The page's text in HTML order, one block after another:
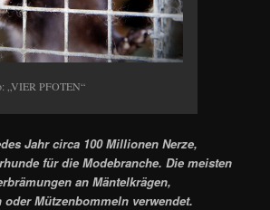
„VIER PFOTEN“
Jahr circa 100 Millionen Nerze,
für die Modebranche. Die meisten
an Mäntelkrägen,
oder Mützenbommeln verwendet.